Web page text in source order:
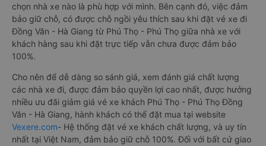
chọn nhà xe nào là phù hợp với mình. Bên cạnh đó, việc đảm
bảo giữ chỗ, có được chỗ ngồi yêu thích sau khi đặt vé xe đi
Đồng Văn - Hà Giang từ Phú Thọ - Phú Thọ giữa nhà xe với
khách hàng sau khi đặt trực tiếp vẫn chưa được đảm bảo
100%.
Cho nên để dễ dàng so sánh giá, xem đánh giá chất lượng
các nhà xe đi, được đảm bảo quyền lợi cao nhất, được hưởng
nhiều ưu đãi giảm giá vé xe khách Phú Thọ - Phú Thọ Đồng
Văn - Hà Giang, hành khách có thể đặt mua tại website
Vexere.com- Hệ thống đặt vé xe khách chất lượng, và uy tín
nhất tại Việt Nam, đảm bảo giữ chỗ 100%. Đối với bất cứ giao